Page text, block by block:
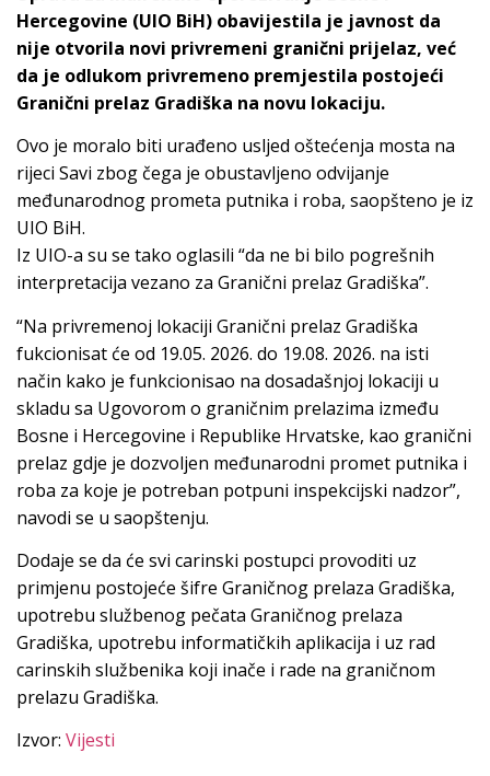
Hercegovine (UIO BiH) obavijestila je javnost da
nije otvorila novi privremeni granični prijelaz, već
da je odlukom privremeno premjestila postojeći
Granični prelaz Gradiška na novu lokaciju.
Ovo je moralo biti urađeno usljed oštećenja mosta na
rijeci Savi zbog čega je obustavljeno odvijanje
međunarodnog prometa putnika i roba, saopšteno je iz
UIO BiH.
Iz UIO-a su se tako oglasili “da ne bi bilo pogrešnih
interpretacija vezano za Granični prelaz Gradiška”.
“Na privremenoj lokaciji Granični prelaz Gradiška
fukcionisat će od 19.05. 2026. do 19.08. 2026. na isti
način kako je funkcionisao na dosadašnjoj lokaciji u
skladu sa Ugovorom o graničnim prelazima između
Bosne i Hercegovine i Republike Hrvatske, kao granični
prelaz gdje je dozvoljen međunarodni promet putnika i
roba za koje je potreban potpuni inspekcijski nadzor”,
navodi se u saopštenju.
Dodaje se da će svi carinski postupci provoditi uz
primjenu postojeće šifre Graničnog prelaza Gradiška,
upotrebu službenog pečata Graničnog prelaza
Gradiška, upotrebu informatičkih aplikacija i uz rad
carinskih službenika koji inače i rade na graničnom
prelazu Gradiška.
Izvor: Vijesti